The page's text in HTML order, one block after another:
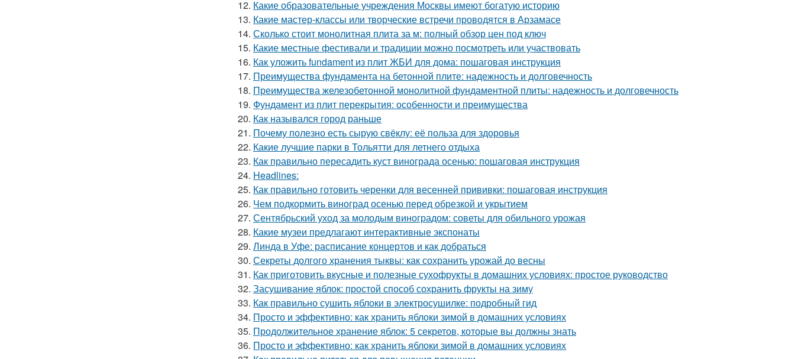
12. Какие образовательные учреждения Москвы имеют богатую историю
13. Какие мастер-классы или творческие встречи проводятся в Арзамасе
14. Сколько стоит монолитная плита за м: полный обзор цен под ключ
15. Какие местные фестивали и традиции можно посмотреть или участвовать
16. Как уложить fundament из плит ЖБИ для дома: пошаговая инструкция
17. Преимущества фундамента на бетонной плите: надежность и долговечность
18. Преимущества железобетонной монолитной фундаментной плиты: надежность и долговечность
19. Фундамент из плит перекрытия: особенности и преимущества
20. Как назывался город раньше
21. Почему полезно есть сырую свёклу: её польза для здоровья
22. Какие лучшие парки в Тольятти для летнего отдыха
23. Как правильно пересадить куст винограда осенью: пошаговая инструкция
24. Headlines:
25. Как правильно готовить черенки для весенней прививки: пошаговая инструкция
26. Чем подкормить виноград осенью перед обрезкой и укрытием
27. Сентябрьский уход за молодым виноградом: советы для обильного урожая
28. Какие музеи предлагают интерактивные экспонаты
29. Линда в Уфе: расписание концертов и как добраться
30. Секреты долгого хранения тыквы: как сохранить урожай до весны
31. Как приготовить вкусные и полезные сухофрукты в домашних условиях: простое руководство
32. Засушивание яблок: простой способ сохранить фрукты на зиму
33. Как правильно сушить яблоки в электросушилке: подробный гид
34. Просто и эффективно: как хранить яблоки зимой в домашних условиях
35. Продолжительное хранение яблок: 5 секретов, которые вы должны знать
36. Просто и эффективно: как хранить яблоки зимой в домашних условиях